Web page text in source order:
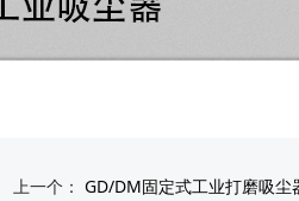
上一个： GD/DM固定式工业打磨吸尘